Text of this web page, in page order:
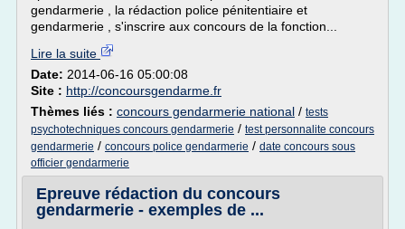
gendarmerie , la rédaction police pénitentiaire et
gendarmerie , s'inscrire aux concours de la fonction...
Lire la suite
Date: 2014-06-16 05:00:08
Site : http://concoursgendarme.fr
Thèmes liés : concours gendarmerie national / tests
psychotechniques concours gendarmerie / test personnalite concours
gendarmerie / concours police gendarmerie / date concours sous
officier gendarmerie
Epreuve rédaction du concours
gendarmerie - exemples de ...